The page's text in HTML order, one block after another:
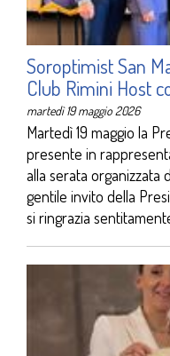
Soroptimist San
Club Rimini Host
martedì 19 maggio 2026
Martedì 19 maggio la
presente in
alla serata organizzata
gentile invito della
si ringrazia